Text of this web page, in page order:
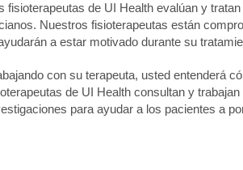
fisioterapeutas de UI Health evalúan y
Nuestros fisioterapeutas están
a estar motivado durante su
con su terapeuta, usted entenderá
de UI Health consultan y
para ayudar a los pacientes a